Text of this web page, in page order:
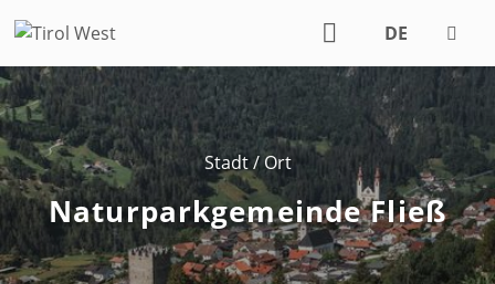
DE
EN
Stadt / Ort
Naturparkgemeinde Fließ